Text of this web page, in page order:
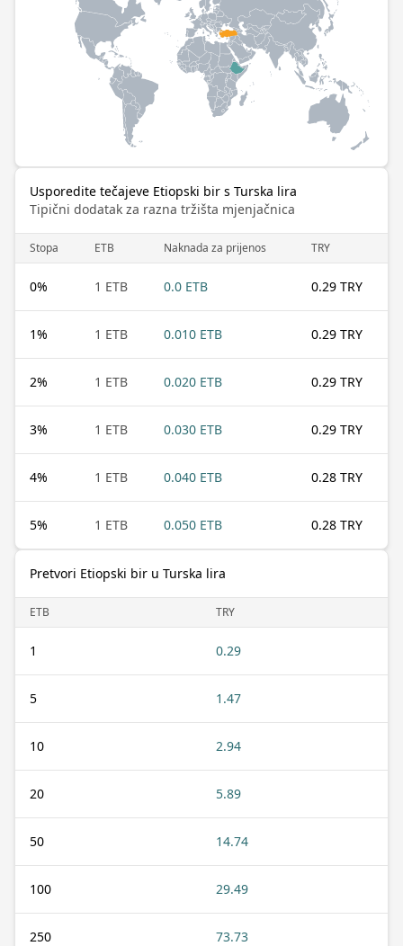
Usporedite tečajeve Etiopski bir s Turska lira
Tipični dodatak za razna tržišta mjenjačnica
Stopa ETB Naknada za prijenos TRY
0% 1 ETB 0.0 ETB 0.29 TRY
1% 1 ETB 0.010 ETB 0.29 TRY
2% 1 ETB 0.020 ETB 0.29 TRY
3% 1 ETB 0.030 ETB 0.29 TRY
4% 1 ETB 0.040 ETB 0.28 TRY
5% 1 ETB 0.050 ETB 0.28 TRY
Pretvori Etiopski bir u Turska lira
ETB TRY
1 0.29
5 1.47
10 2.94
20 5.89
50 14.74
100 29.49
250 73.73